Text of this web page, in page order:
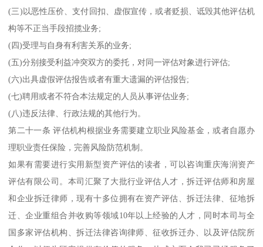
(三)以恶性压价、支付回扣、虚假宣传，或者贬损、诋毁其他评估机
构等不正当手段招揽业务;
(四)受理与自身有利害关系的业务;
(五)分别接受利益冲突双方的委托，对同一评估对象进行评估;
(六)出具虚假评估报告或者有重大遗漏的评估报告;
(七)聘用或者不符合本法规定的人员从事评估业务;
(八)违反法律、行政法规的其他行为。
第二十一条 评估机构根据业务需要建立职业风险基金，或者自愿办
理职业责任保险，完善风险防范机制。
如果有需要进行实用新型资产评估的读者，可以咨询重庆海润资产
评估有限公司。本司汇聚了大批行业评估人才，拆迁评估师和房屋
和企业拆迁律师，现有十多位拥有在资产评估、拆迁法律、征地拆
迁、企业重组合并收购等领域10年以上经验的人才，同时本司与全
国多家评估机构、拆迁法律咨询律师、征收拆迁办、以及评估院所